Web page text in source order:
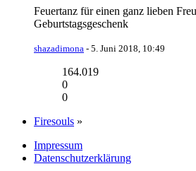
Feuertanz für einen ganz lieben
Geburtstagsgeschenk
shazadimona - 5. Juni 2018, 10:49
164.019
0
0
Firesouls »
Impressum
Datenschutzerklärung